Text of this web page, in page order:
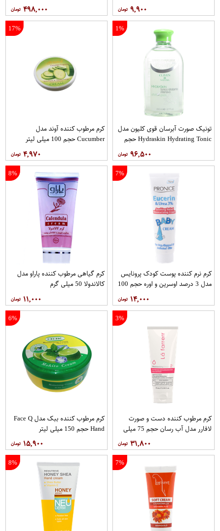
۹,۹۰۰ ۴۹۸,۰۰۰
1%
تونیک صورت آبرسان قوی کلیون مدل
Hydraskin Hydrating Tonic حجم
۹۶,۵۰۰
17%
کرم مرطوب کننده آوند مدل
Cucumber حجم 100 میلی لیتر
۴,۹۷۰
7%
کرم نرم کننده پوست کودک پرونایس
مدل 3 درصد اوسرین و اوره حجم 100
۱۴,۰۰۰
8%
کرم گیاهی مرطوب کننده پاراو مدل
کالاندولا 50 میلی گرم
۱۱,۰۰۰
3%
کرم مرطوب کننده دست و صورت
لافارر مدل آب رسان حجم 75 میلی
۳۱,۸۰۰
6%
کرم مرطوب کننده ببک مدل Face Q
Hand حجم 150 میلی لیتر
۱۵,۹۰۰
7%
8%